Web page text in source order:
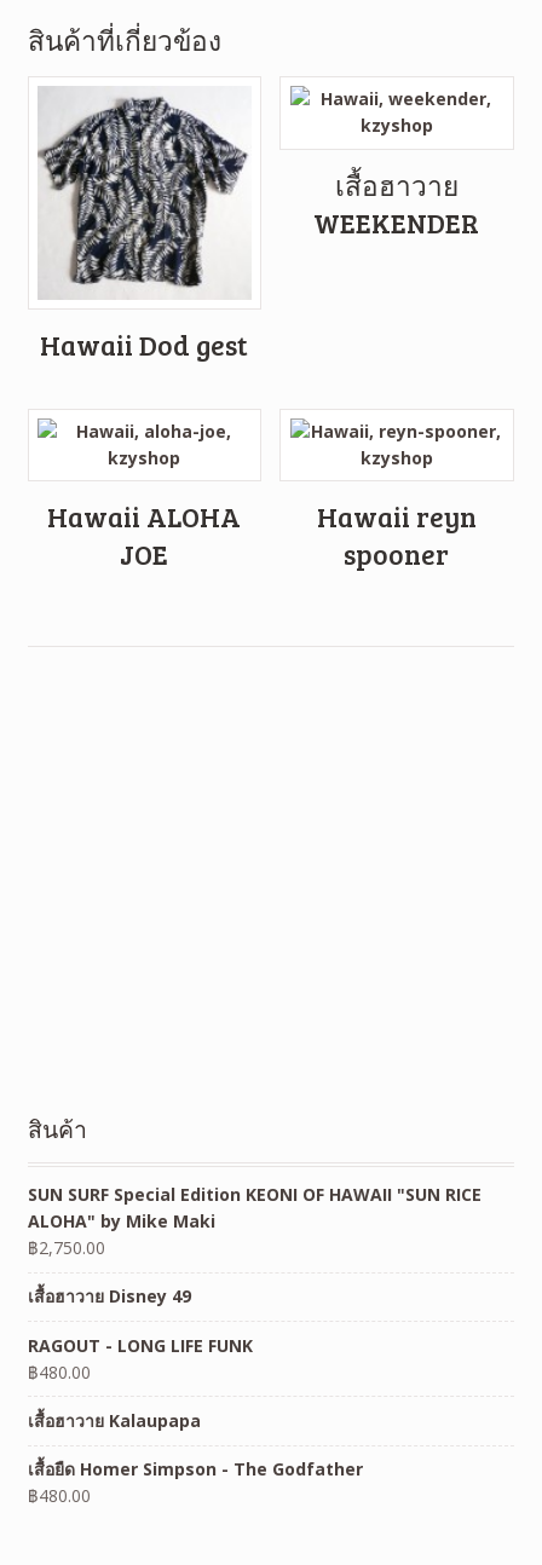
สินค้าที่เกี่ยวข้อง
Hawaii Dod gest
เสื้อฮาวาย
WEEKENDER
Hawaii ALOHA
JOE
Hawaii reyn
spooner
สินค้า
SUN SURF Special Edition KEONI OF HAWAII "SUN RICE
ALOHA" by Mike Maki
฿2,750.00
เสื้อฮาวาย Disney 49
RAGOUT - LONG LIFE FUNK
฿480.00
เสื้อฮาวาย Kalaupapa
เสื้อยืด Homer Simpson - The Godfather
฿480.00